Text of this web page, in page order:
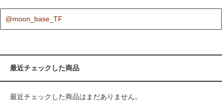
@moon_base_TF
最近チェックした商品
最近チェックした商品はまだありません。